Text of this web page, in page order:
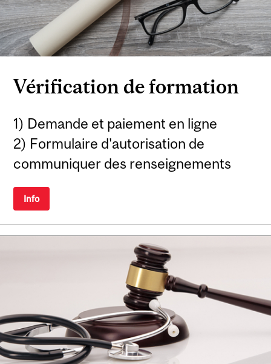
Vérification de formation
1) Demande et paiement en ligne
2) Formulaire d'autorisation de
communiquer des renseignements
Info